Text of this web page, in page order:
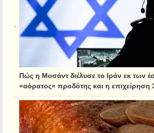
Πώς η Μοσάντ διέλυσε το Ιράν εκ των
«αόρατος» προδότης και η επιχείρηση